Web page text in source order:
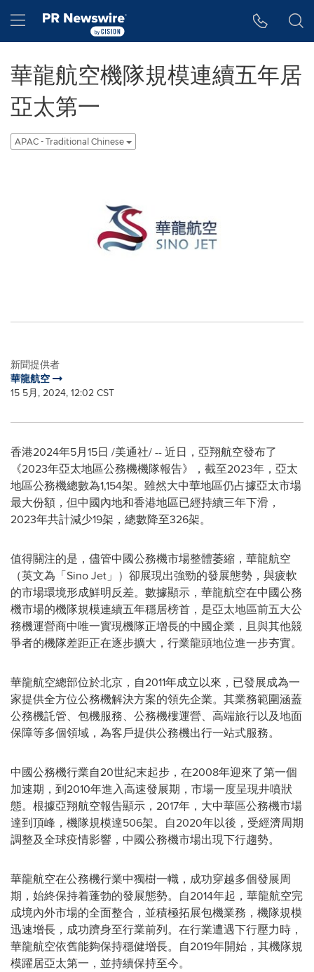
Hamburger menu
華龍航空機隊規模連續五年居
亞太第一
APAC - Traditional Chinese
新聞提供者
華龍航空
15 5月, 2024, 12:02 CST
香港2024年5月15日 /美通社/ -- 近日，亞翔航空發布了
《2023年亞太地區公務機機隊報告》，截至2023年，亞太
地區公務機總數為1,154架。雖然大中華地區仍占據亞太市場
最大份額，但中國內地和香港地區已經持續三年下滑，
2023年共計減少19架，總數降至326架。
值得關注的是，儘管中國公務機市場整體萎縮，華龍航空
（英文為「Sino Jet」）卻展現出強勁的發展態勢，與疲軟
的市場環境形成鮮明反差。數據顯示，華龍航空在中國公務
機市場的機隊規模連續五年穩居榜首，是亞太地區前五大公
務機運營商中唯一實現機隊正增長的中國企業，且與其他競
爭者的機隊差距正在逐步擴大，行業龍頭地位進一步夯實。
華龍航空總部位於北京，自2011年成立以來，已發展成為一
家提供全方位公務機解決方案的領先企業。其業務範圍涵蓋
公務機託管、包機服務、公務機樓運營、高端旅行以及地面
保障等多個領域，為客戶提供公務機出行一站式服務。
中國公務機行業自20世紀末起步，在2008年迎來了第一個
加速期，到2010年進入高速發展期，市場一度呈現井噴狀
態。根據亞翔航空報告顯示，2017年，大中華區公務機市場
達到頂峰，機隊規模達506架。自2020年以後，受經濟周期
調整及全球疫情影響，中國公務機市場出現下行趨勢。
華龍航空在公務機行業中獨樹一幟，成功穿越多個發展周
期，始終保持着蓬勃的發展態勢。自2014年起，華龍航空完
成境內外市場的全面整合，並積極拓展包機業務，機隊規模
迅速增長，成功躋身至行業前列。在行業遭遇下行壓力時，
華龍航空依舊能夠保持穩健增長。自2019年開始，其機隊規
模躍居亞太第一，並持續保持至今。